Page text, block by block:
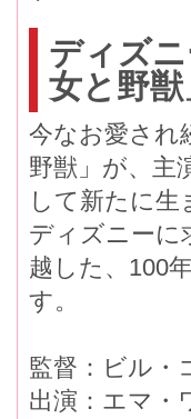
ディズ
女と野獣
今なお愛され
野獣」が、主
して新たに
ディズニーに
越した、100
す。
監督：ビル・
出演：エマ・